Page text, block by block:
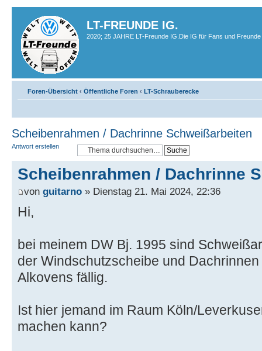
LT-FREUNDE IG.
2020; 25 JAHRE LT-Freunde IG.Die IG für Fans und
Foren-Übersicht ‹ Öffentliche Foren ‹ LT-Schrauberecke
Scheibenrahmen / Dachrinne Schweißarbeiten
Antwort erstellen
Scheibenrahmen / Dachrinne
von guitarno » Dienstag 21. Mai 2024, 22:36
Hi,
bei meinem DW Bj. 1995 sind
der Windschutzscheibe und
Alkovens fällig.
Ist hier jemand im Raum Köln/
machen kann?